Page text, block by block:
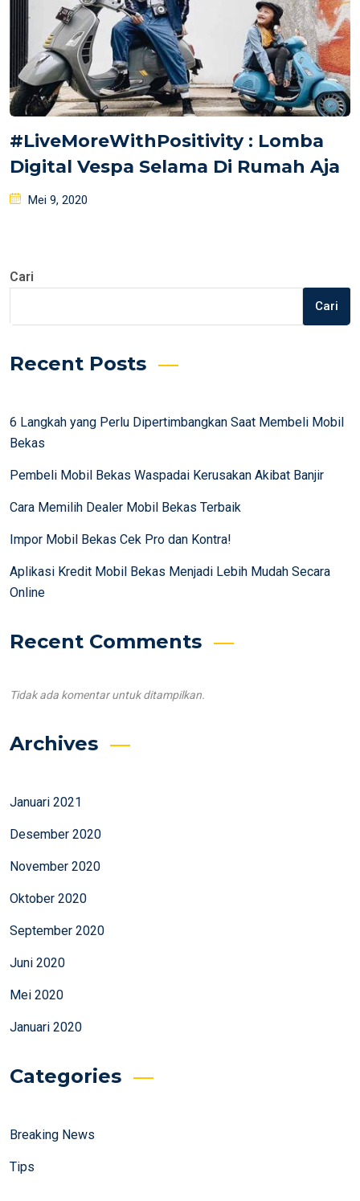
#LiveMoreWithPositivity : Lomba
Digital Vespa Selama Di Rumah Aja
Posted
Mei 9, 2020
Cari
Cari
Recent Posts
6 Langkah yang Perlu Dipertimbangkan Saat Membeli Mobil
Bekas
Pembeli Mobil Bekas Waspadai Kerusakan Akibat Banjir
Cara Memilih Dealer Mobil Bekas Terbaik
Impor Mobil Bekas Cek Pro dan Kontra!
Aplikasi Kredit Mobil Bekas Menjadi Lebih Mudah Secara
Online
Recent Comments
Tidak ada komentar untuk ditampilkan.
Archives
Januari 2021
Desember 2020
November 2020
Oktober 2020
September 2020
Juni 2020
Mei 2020
Januari 2020
Categories
Breaking News
Tips